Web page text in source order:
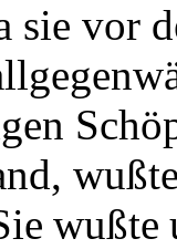
sie vor